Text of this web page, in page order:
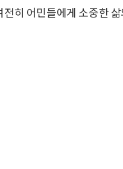
히 어민들에게 소중한